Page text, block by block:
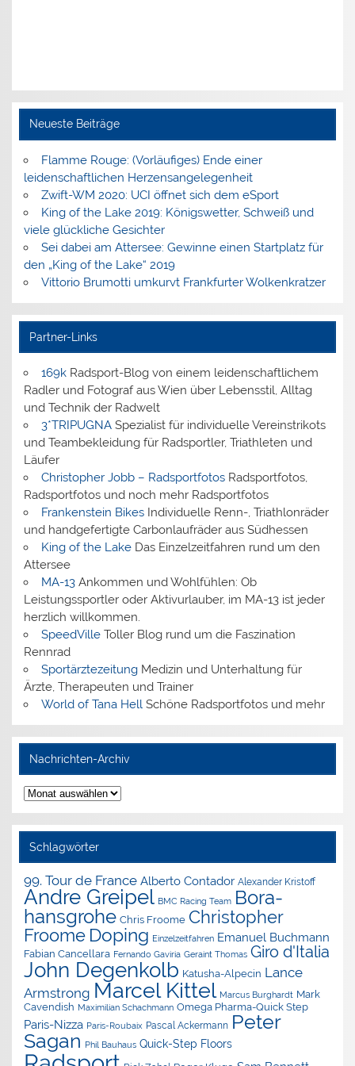
Neueste Beiträge
Flamme Rouge: (Vorläufiges) Ende einer
leidenschaftlichen Herzensangelegenheit
Zwift-WM 2020: UCI öffnet sich dem eSport
King of the Lake 2019: Königswetter, Schweiß und
viele glückliche Gesichter
Sei dabei am Attersee: Gewinne einen Startplatz für
den „King of the Lake“ 2019
Vittorio Brumotti umkurvt Frankfurter Wolkenkratzer
Partner-Links
169kRadsport-Blog von einem leidenschaftlichem
Radler und Fotograf aus Wien über Lebensstil, Alltag
und Technik der Radwelt
3*TRIPUGNASpezialist für individuelle Vereinstrikots
und Teambekleidung für Radsportler, Triathleten und
Läufer
Christopher Jobb – RadsportfotosRadsportfotos,
Radsportfotos und noch mehr Radsportfotos
Frankenstein BikesIndividuelle Renn-, Triathlonräder
und handgefertigte Carbonlaufräder aus Südhessen
King of the LakeDas Einzelzeitfahren rund um den
Attersee
MA-13Ankommen und Wohlfühlen: Ob
Leistungssportler oder Aktivurlauber, im MA-13 ist jeder
herzlich willkommen.
SpeedVilleToller Blog rund um die Faszination
Rennrad
SportärztezeitungMedizin und Unterhaltung für
Ärzte, Therapeuten und Trainer
World of Tana HellSchöne Radsportfotos und mehr
Nachrichten-Archiv
Nachrichten-
Archiv
Schlagwörter
99. Tour de France Alberto Contador Alexander Kristoff
Andre Greipel BMC Racing Team Bora-
hansgrohe Chris Froome Christopher
Froome Doping Einzelzeitfahren Emanuel Buchmann
Fabian Cancellara Fernando Gaviria Geraint Thomas Giro d'Italia
John Degenkolb Katusha-Alpecin Lance
Armstrong Marcel Kittel Marcus Burghardt Mark
Cavendish Maximilian Schachmann Omega Pharma-Quick Step
Paris-Nizza Paris-Roubaix Pascal Ackermann Peter
Sagan Phil Bauhaus Quick-Step Floors